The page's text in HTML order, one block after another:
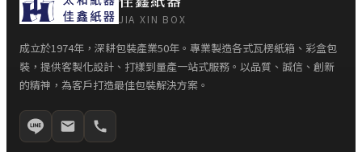
JIA XIN BOX
成立於1974年，深耕包裝產業50年。專業製造各式瓦楞紙箱、彩盒包
裝，提供客製化設計、打樣到量產一站式服務。以品質、誠信、創新
的精神，為客戶打造最佳包裝解決方案。